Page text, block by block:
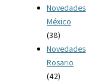
Novedades
México
(38)
Novedades
Rosario
(42)